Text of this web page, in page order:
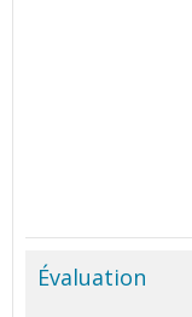
Évaluation